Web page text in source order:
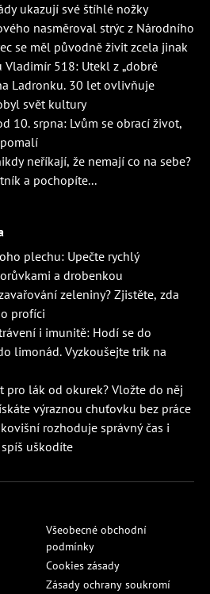
ukazují své štíhlé nožky
nasměroval strýc z Národního
se měl původně živit zcela jinak
Vladimír 518: Utekl z „dobré
Ladronku. 30 let ovlivňuje
svět kultury
10. srpna: Lvům se obrací život,
neříkají, že nemají co na sebe?
a pochopíte...
plechu: Upečte rychlý
a drobenkou
zeleniny? Zjistěte, zda
profíci
i imunitě: Hodí se do
limonád. Vyzkoušejte trik na
pro lák od okurek? Vložte do něj
výraznou chuťovku bez práce
rozhoduje správný čas i
uškodíte
Všeobecné obchodní
podmínky
Cookies zásady
Zásady ochrany soukromí